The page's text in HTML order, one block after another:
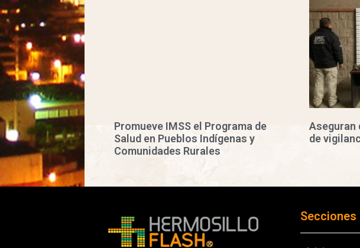
Promueve IMSS el Programa de
Salud en Pueblos Indígenas y
Comunidades Rurales
de
Secciones